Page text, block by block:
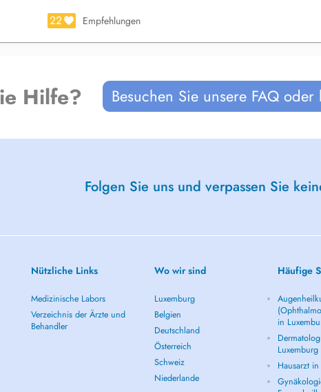
valorizzando l'interconnessione
22 Empfehlungen
Hilfe? Besuchen Sie unsere FAQ
Folgen Sie uns und verpassen Sie
Nützliche Links
Medizinische Labors
Verzeichnis der Ärzte und
Behandler
Wo wir sind
Luxemburg
Belgien
Deutschland
Österreich
Schweiz
Niederlande
Häufige
in
Luxemburg
Hausarzt